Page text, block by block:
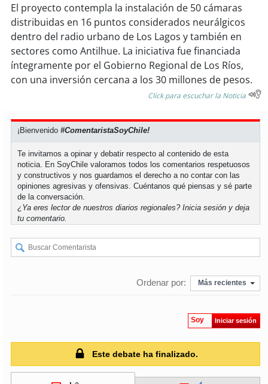
soychillán
soy sancarlos
soytalcahuano
soycoronel
soyarauco
soytemuco
soyvaldivia
soyosorno
El proyecto contempla la instalación de 50 cámaras
distribuidas en 16 puntos considerados neurálgicos
dentro del radio urbano de Los Lagos y también en
sectores como Antilhue. La iniciativa fue financiada
íntegramente por el Gobierno Regional de Los Ríos,
con una inversión cercana a los 30 millones de pesos.
Click para escuchar la Noticia
¡Bienvenido#ComentaristaSoyChile!
Te invitamos a opinar y debatir respecto al contenido de esta
noticia. En SoyChile valoramos todos los comentarios respetuosos
y constructivos y nos guardamos el derecho a no contar con las
opiniones agresivas y ofensivas. Cuéntanos qué piensas y sé parte
de la conversación.
¿Ya eres lector de nuestros diarios regionales?Inicia sesión y deja
tu comentario.
Ordenar por: Más recientes
Soy Iniciar sesión
Este debate ha finalizado.